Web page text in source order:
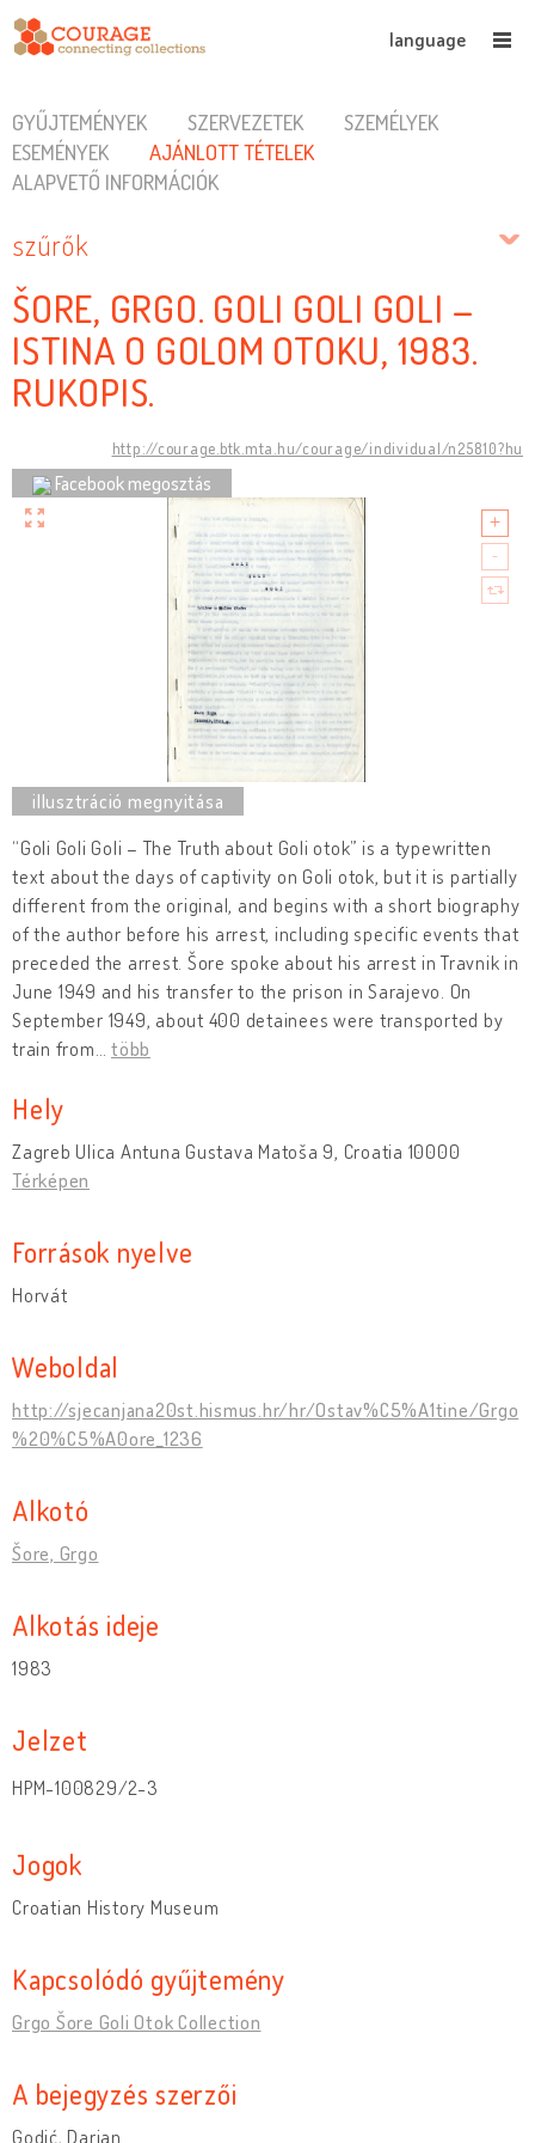
language
GYŰJTEMÉNYEK SZERVEZETEK
SZEMÉLYEK
ESEMÉNYEK
AJÁNLOTT TÉTELEK
ALAPVETŐ INFORMÁCIÓK
szűrők
ŠORE, GRGO. GOLI GOLI GOLI –
ISTINA O GOLOM OTOKU, 1983.
RUKOPIS.
http://courage.btk.mta.hu/courage/individual/n25810?hu
Facebook megosztás
“Goli Goli Goli – The Truth about Goli otok” is a typewritten
text about the days of captivity on Goli otok, but it is partially
different from the original, and begins with a short biography
of the author before his arrest, including specific events that
preceded the arrest. Šore spoke about his arrest in Travnik in
June 1949 and his transfer to the prison in Sarajevo. On
September 1949, about 400 detainees were transported by
train from
több
Hely
Zagreb Ulica Antuna Gustava Matoša 9, Croatia 10000
Térképen
Források nyelve
Horvát
Weboldal
http://sjecanjana20st.hismus.hr/hr/Ostav%C5%A1tine/Grgo
%20%C5%A0ore_1236
Alkotó
Šore, Grgo
Alkotás ideje
1983
Jelzet
HPM-100829/2-3
Jogok
Croatian History Museum
Kapcsolódó gyűjtemény
Grgo Šore Goli Otok Collection
A bejegyzés szerzői
Godić, Darjan